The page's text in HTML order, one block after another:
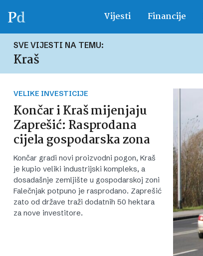
Vijesti Financije
SVE VIJESTI NA TEMU:
Kraš
VELIKE INVESTICIJE
Končar i Kraš mijenjaju
Zaprešić: Rasprodana
cijela gospodarska zona
Končar gradi novi proizvodni pogon, Kraš
je kupio veliki industrijski kompleks, a
dosadašnje zemljište u gospodarskoj zoni
Falečnjak potpuno je rasprodano. Zaprešić
zato od države traži dodatnih 50 hektara
za nove investitore.